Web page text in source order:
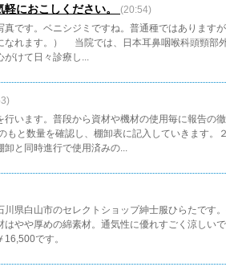
におこしください。
(20:54)
です。ベニシジミですね。普通種ではあります
なれます。） 当院では、日本耳鼻咽喉科頭頸部
けて日々診療し...
行います。普段から資材や機材の使用毎に報告の
もと数量を確認し、棚卸表に記入していきます。
と同時進行で使用済みの...
川県白山市のセレクトショップ紳士服ひらたです
はやや厚めの綿素材。通気性に優れすごく涼しい
です。